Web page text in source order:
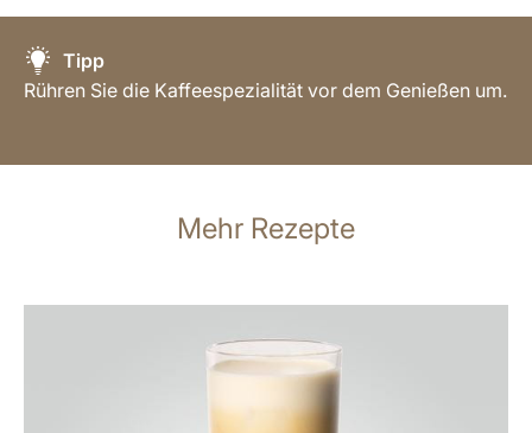
Tipp
Rühren Sie die Kaffeespezialität vor dem Genießen um.
Mehr Rezepte